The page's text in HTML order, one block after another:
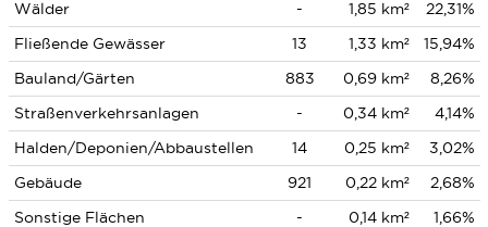
Wälder - 1,85 km²
22,31%
Fließende Gewässer
13 1,33 km²
15,94%
Bauland/Gärten
883 0,69 km²
8,26%
Straßenverkehrsanlagen
- 0,34 km²
4,14%
Halden/Deponien/Abbaustellen
14 0,25 km²
3,02%
Gebäude
921 0,22 km²
2,68%
Sonstige Flächen
- 0,14 km²
1,66%